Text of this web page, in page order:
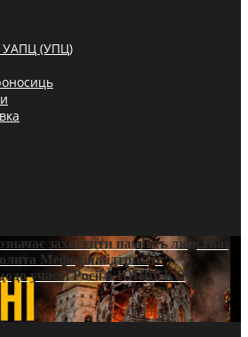
УАПЦ (УПЦ)
захистити пам’ять людства:
Мефодія підтримує
участі Росії в ЮНЕСКО